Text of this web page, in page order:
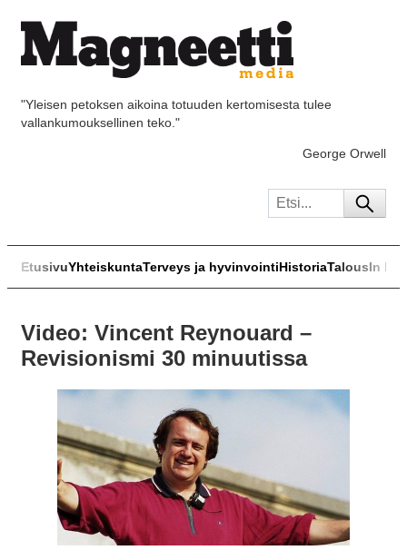
"Yleisen petoksen aikoina totuuden kertomisesta tulee
vallankumouksellinen teko."
George Orwell
EtusivuYhteiskuntaTerveys ja hyvinvointiHistoriaTalousIn
Video: Vincent Reynouard –
Revisionismi 30 minuutissa